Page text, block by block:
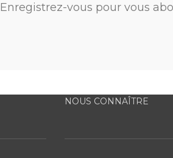
Enregistrez-vous pour vous
NOUS CONNAÎTRE